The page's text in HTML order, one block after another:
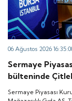
06 Ağustos 2026
Sermaye
bülteninde
Plast Teknik
Sermaye Piyasası